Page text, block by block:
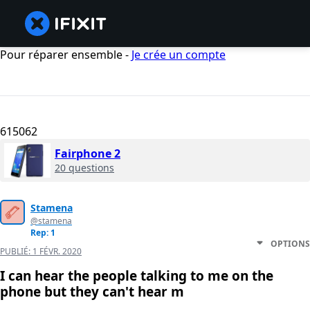
Pour réparer ensemble - Je crée un compte
615062
Fairphone 2
20 questions
Stamena
@stamena
Rep: 1
PUBLIÉ: 1 FÉVR. 2020
OPTIONS
I can hear the people talking to me on the
phone but they can't hear m